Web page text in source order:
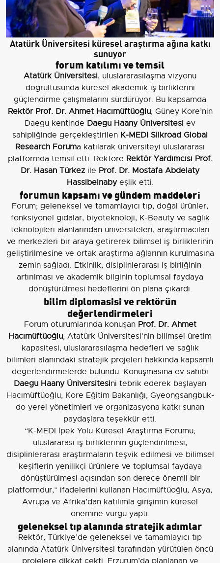
Atatürk Üniversitesi küresel araştırma ağına katkı
sunuyor
forum katılımı ve temsil
Atatürk Üniversitesi, uluslararasılaşma vizyonu
doğrultusunda küresel akademik iş birliklerini
güçlendirme çalışmalarını sürdürüyor. Bu kapsamda
Rektör Prof. Dr. Ahmet Hacımüftüoğlu, Güney Kore’nin
Daegu kentinde Daegu Haany Üniversitesi ev
sahipliğinde gerçekleştirilen K-MEDI Silkroad Global
Research Foruma katılarak üniversiteyi uluslararası
platformda temsil etti. Rektöre Rektör Yardımcısı Prof.
Dr. Hasan Türkez ile Prof. Dr. Mostafa Abdelaty
Hassibelnabyeşlik etti.
forumun kapsamı ve gündem maddeleri
Forum; geleneksel ve tamamlayıcı tıp, doğal ürünler,
fonksiyonel gıdalar, biyoteknoloji, K-Beauty ve sağlık
teknolojileri alanlarından üniversiteleri, araştırmacıları
ve merkezleri bir araya getirerek bilimsel iş birliklerinin
geliştirilmesine ve ortak araştırma ağlarının kurulmasına
zemin sağladı. Etkinlik, disiplinlerarası iş birliğinin
artırılması ve akademik bilginin toplumsal faydaya
dönüştürülmesi hedeflerini ön plana çıkardı.
bilim diplomasisi ve rektörün
değerlendirmeleri
Forum oturumlarında konuşan Prof. Dr. Ahmet
Hacımüftüoğlu, Atatürk Üniversitesi'nin bilimsel üretim
kapasitesi, uluslararasılaşma hedefleri ve sağlık
bilimleri alanındaki stratejik projeleri hakkında kapsamlı
değerlendirmelerde bulundu. Konuşmasına ev sahibi
Daegu Haany Üniversitesini tebrik ederek başlayan
Hacımüftüoğlu, Kore Eğitim Bakanlığı, Gyeongsangbuk-
do yerel yönetimleri ve organizasyona katkı sunan
paydaşlara teşekkür etti.
“K-MEDI İpek Yolu Küresel Araştırma Forumu;
uluslararası iş birliklerinin güçlendirilmesi,
disiplinlerarası araştırmaların teşvik edilmesi ve bilimsel
keşiflerin yenilikçi ürünlere ve toplumsal faydaya
dönüştürülmesi açısından son derece önemli bir
platformdur,” ifadelerini kullanan Hacımüftüoğlu, Asya,
Avrupa ve Afrika’dan katılımla girişimin küresel
önemine vurgu yaptı.
geleneksel tıp alanında stratejik adımlar
Rektör, Türkiye’de geleneksel ve tamamlayıcı tıp
alanında Atatürk Üniversitesi tarafından yürütülen öncü